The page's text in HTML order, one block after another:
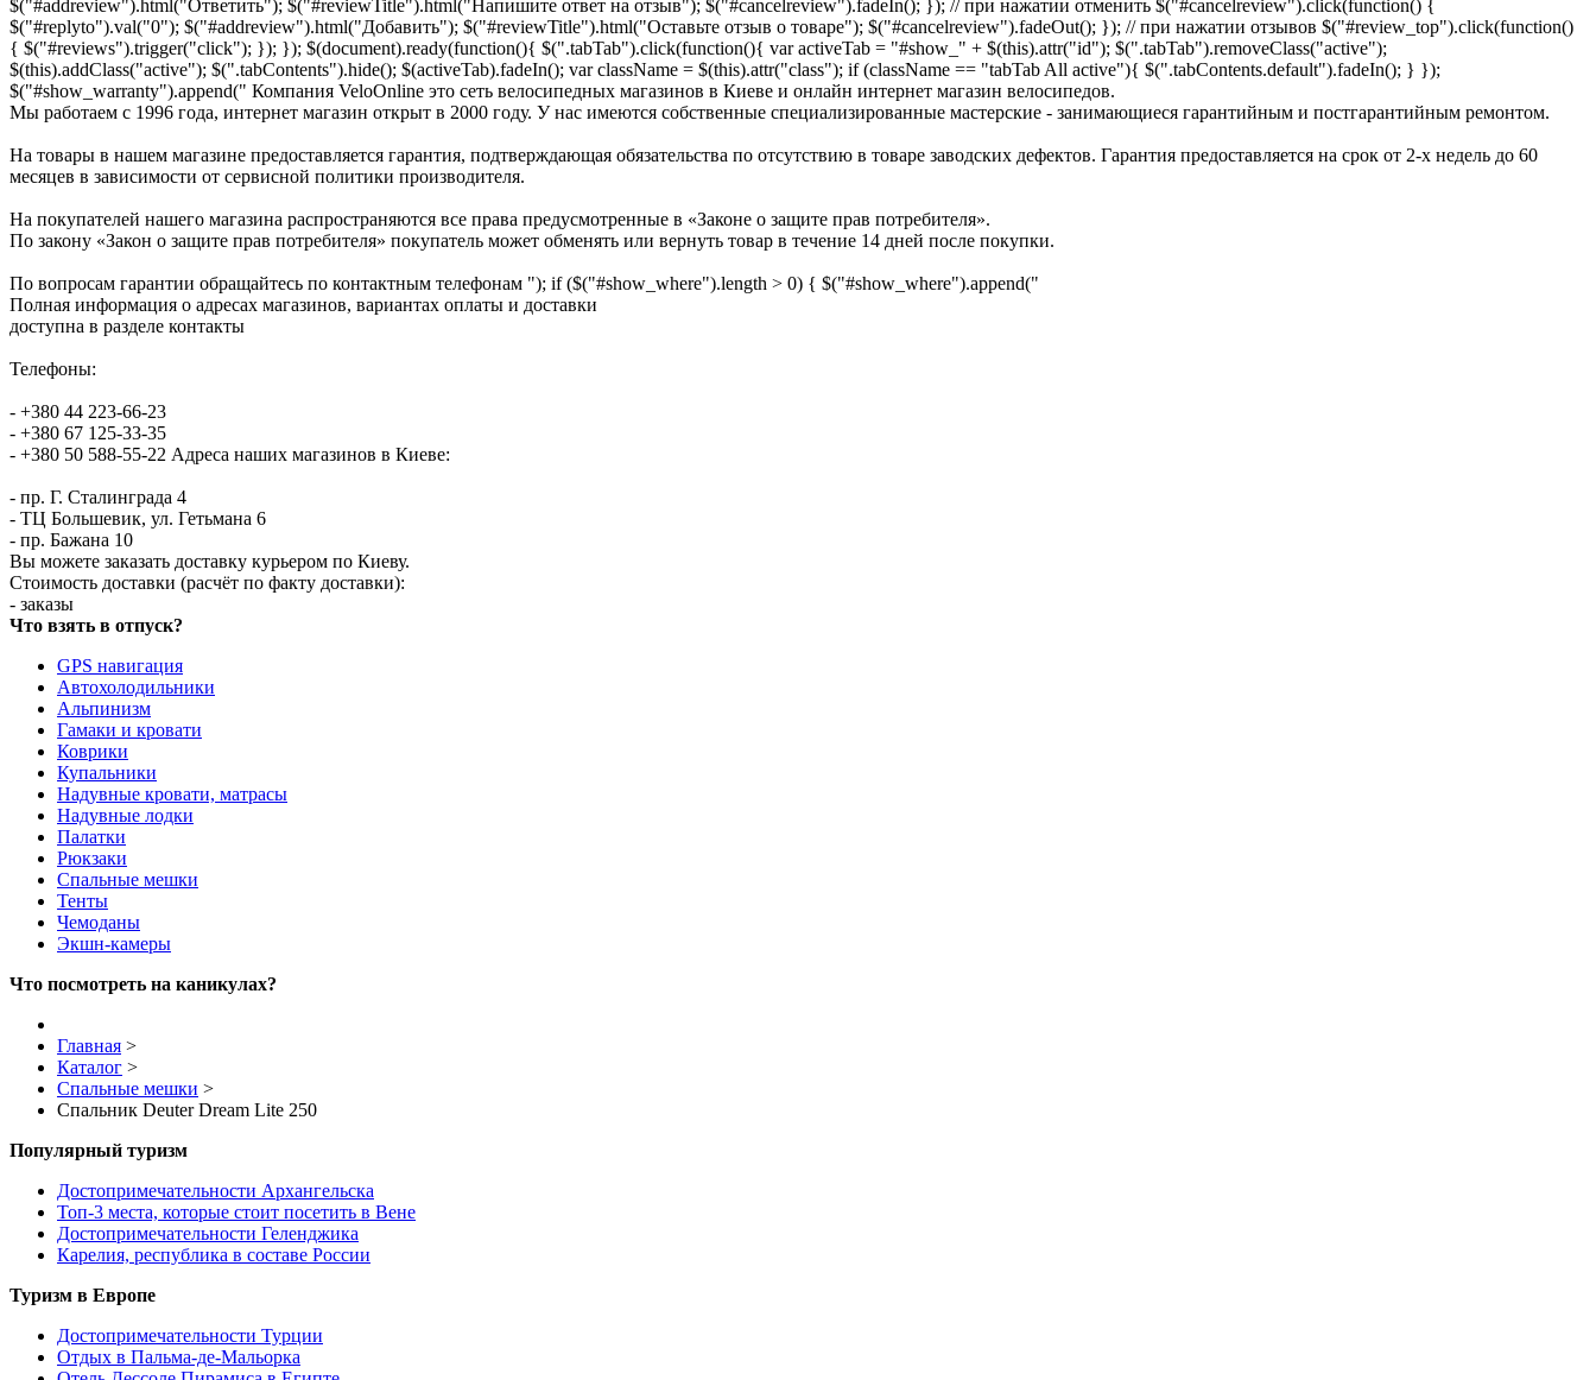
$("#addreview").html("Ответить"); $("#reviewTitle").html("Напишите ответ на отзыв"); $("#cancelreview").fadeIn(); }); // при нажатии отменить $("#cancelreview").click(function() {
$("#replyto").val("0"); $("#addreview").html("Добавить"); $("#reviewTitle").html("Оставьте отзыв о товаре"); $("#cancelreview").fadeOut(); }); // при нажатии отзывов $("#review_top").click(function()
{ $("#reviews").trigger("click"); }); }); $(document).ready(function(){ $(".tabTab").click(function(){ var activeTab = "#show_" + $(this).attr("id"); $(".tabTab").removeClass("active");
$(this).addClass("active"); $(".tabContents").hide(); $(activeTab).fadeIn(); var className = $(this).attr("class"); if (className == "tabTab All active"){ $(".tabContents.default").fadeIn(); } });
$("#show_warranty").append(" Компания VeloOnline это сеть велосипедных магазинов в Киеве и онлайн интернет магазин велосипедов.
Мы работаем с 1996 года, интернет магазин открыт в 2000 году. У нас имеются собственные специализированные мастерские - занимающиеся гарантийным и постгарантийным ремонтом.
На товары в нашем магазине предоставляется гарантия, подтверждающая обязательства по отсутствию в товаре заводских дефектов. Гарантия предоставляется на срок от 2-х недель до 60
месяцев в зависимости от сервисной политики производителя.
На покупателей нашего магазина распространяются все права предусмотренные в «Законе о защите прав потребителя».
По закону «Закон о защите прав потребителя» покупатель может обменять или вернуть товар в течение 14 дней после покупки.
По вопросам гарантии обращайтесь по контактным телефонам "); if ($("#show_where").length > 0) { $("#show_where").append("
Полная информация о адресах магазинов, вариантах оплаты и доставки
доступна в разделе контакты
Телефоны:
- +380 44 223-66-23
- +380 67 125-33-35
- +380 50 588-55-22 Адреса наших магазинов в Киеве:
- пр. Г. Сталинграда 4
- ТЦ Большевик, ул. Гетьмана 6
- пр. Бажана 10
Вы можете заказать доставку курьером по Киеву.
Стоимость доставки (расчёт по факту доставки):
- заказы
Что взять в отпуск?
GPS навигация
Автохолодильники
Альпинизм
Гамаки и кровати
Коврики
Купальники
Надувные кровати, матрасы
Надувные лодки
Палатки
Рюкзаки
Спальные мешки
Тенты
Чемоданы
Экшн-камеры
Что посмотреть на каникулах?
Главная >
Каталог >
Спальные мешки >
Спальник Deuter Dream Lite 250
Популярный туризм
Достопримечательности Архангельска
Топ-3 места, которые стоит посетить в Вене
Достопримечательности Геленджика
Карелия, республика в составе России
Туризм в Европе
Достопримечательности Турции
Отдых в Пальма-де-Мальорка